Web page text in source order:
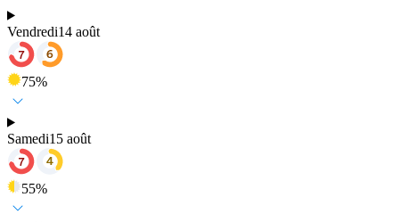
Vendredi14 août
75%
Samedi15 août
55%